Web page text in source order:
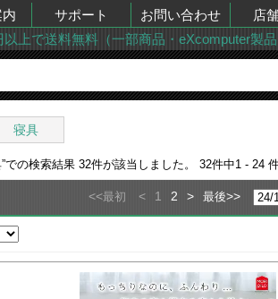
サポート お問い合わせ 店
以上で送料無料（一部商品・eXcomputer製品
寝具
”での検索結果 32件が該当しました。 32件中1 - 24
<<最初 < 1 2 > 最後>>